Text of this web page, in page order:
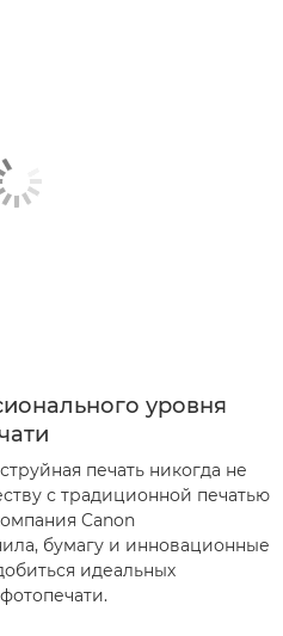
уровня
печать никогда не
с традиционной печатью
Canon
бумагу и инновационные
идеальных